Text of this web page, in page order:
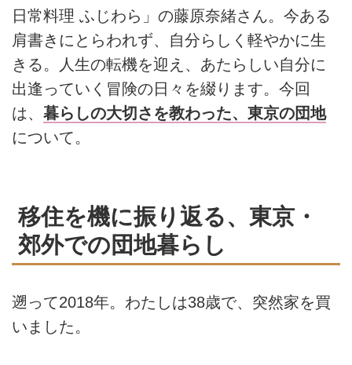
日常料理 ふじわら」の藤原奈緒さん。今ある
肩書きにとらわれず、自分らしく軽やかに生
きる。人生の転機を迎え、あたらしい自分に
出逢っていく冒険の日々を綴ります。今回
は、 暮らしの大切さを教わった、東京の団地
について。
移住を機に振り返る、東京・
郊外での団地暮らし
遡って2018年。わたしは38歳で、突然家を買
いました。